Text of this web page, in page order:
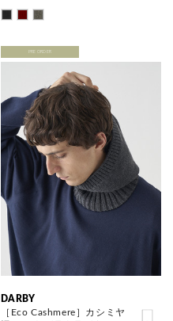
PRE ORDER
DARBY
［Eco Cashmere］カシミヤ